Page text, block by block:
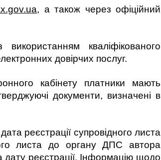
, а також через офіційний
кваліфікованого
довірчих послуг.
кабінету платники мають
документи, визначені в
реєстрації супровідного листа
листа до органу ДПС автора
реєстрації. Інформацію щодо